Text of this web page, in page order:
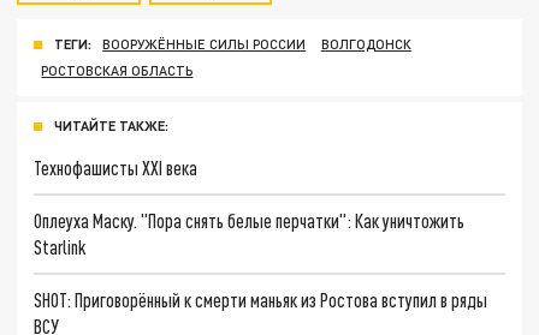
ТЕГИ: ВООРУЖЁННЫЕ СИЛЫ РОССИИ
ВОЛГОДОНСК
РОСТОВСКАЯ ОБЛАСТЬ
ЧИТАЙТЕ ТАКЖЕ:
Технофашисты XXI века
Оплеуха Маску. "Пора снять белые перчатки": Как уничтожить
Starlink
SHOT: Приговорённый к смерти маньяк из Ростова вступил в ряды
ВСУ